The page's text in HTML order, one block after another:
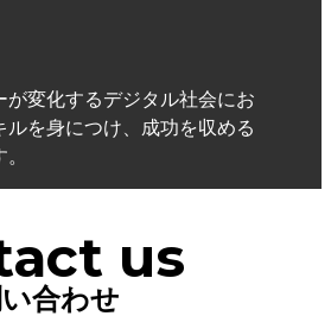
が変化するデジタル社会にお
ルを身につけ、成功を収める
us
合わせ